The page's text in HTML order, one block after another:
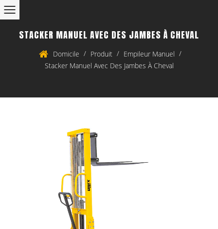
STACKER MANUEL AVEC DES JAMBES À CHEVAL
Domicile / Produit / Empileur Manuel /
Stacker Manuel Avec Des Jambes À Cheval